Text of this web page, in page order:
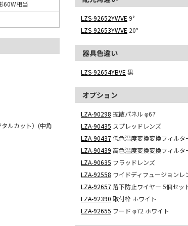
60W相当
ルカット）(中角
LZS-92652YWVE 9°
LZS-92653YWVE 20°
器具色違い
LZS-92654YBVE 黒
オプション
LZA-90298 拡散パネル φ67
LZA-90435 スプレッドレンズ
LZA-90437低色温度変換変換フィルタ
LZA-90439 高色温度変換変換フィルタ
LZA-90635 フラッドレンズ
LZA-92558 ワイドディフュージョンレ
LZA-92657落下防止ワイヤー 5個セッ
LZA-92390 取付枠 ホワイト
LZA-92655 フード φ72 ホワイト